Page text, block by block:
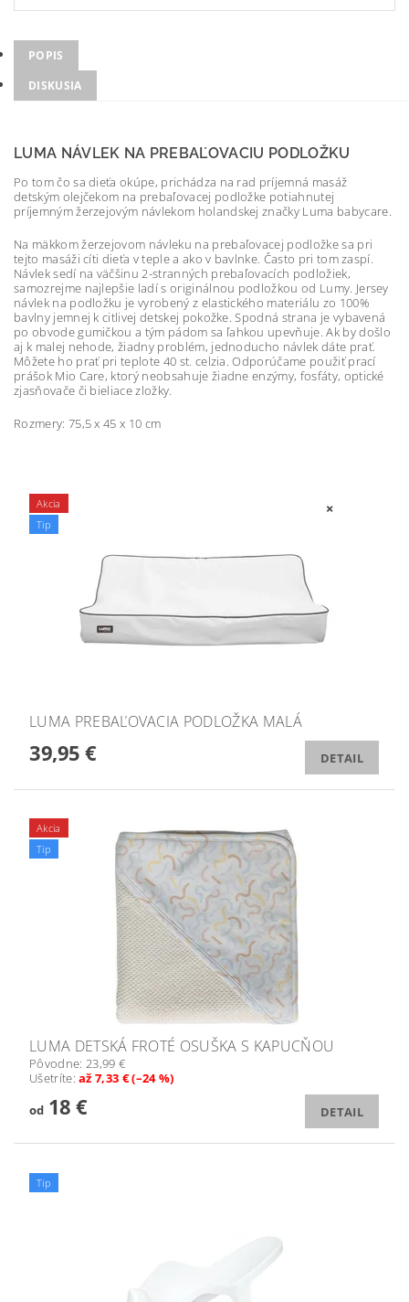
POPIS
DISKUSIA
LUMA NÁVLEK NA PREBAĽOVACIU PODLOŽKU
Po tom čo sa dieťa okúpe, prichádza na rad príjemná masáž
detským olejčekom na prebaľovacej podložke potiahnutej
príjemným žerzejovým návlekom holandskej značky Luma babycare.
Na mäkkom žerzejovom návleku na prebaľovacej podložke sa pri
tejto masáži cíti dieťa v teple a ako v bavlnke. Často pri tom zaspí.
Návlek sedí na väčšinu 2-stranných prebaľovacích podložiek,
samozrejme najlepšie ladí s originálnou podložkou od Lumy. Jersey
návlek na podložku je vyrobený z elastického materiálu zo 100%
bavlny jemnej k citlivej detskej pokožke. Spodná strana je vybavená
po obvode gumičkou a tým pádom sa ľahkou upevňuje. Ak by došlo
aj k malej nehode, žiadny problém, jednoducho návlek dáte prať.
Môžete ho prať pri teplote 40 st. celzia. Odporúčame použiť prací
prášok Mio Care, ktorý neobsahuje žiadne enzýmy, fosfáty, optické
zjasňovače či bieliace zložky.
Rozmery: 75,5 x 45 x 10 cm
Akcia
Tip
LUMA PREBAĽOVACIA PODLOŽKA MALÁ
39,95 € DETAIL
Akcia
Tip
LUMA DETSKÁ FROTÉ OSUŠKA S KAPUCŇOU
Pôvodne: 23,99 €
Ušetríte:až 7,33 € (–24 %)
od18 € DETAIL
Tip